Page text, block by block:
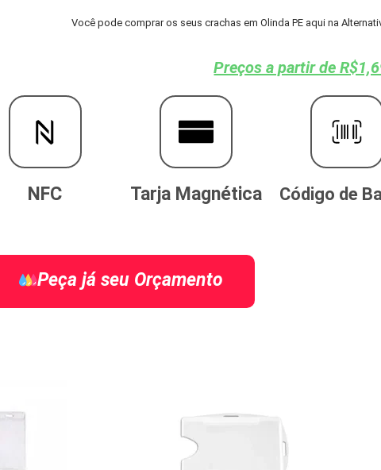
Você pode comprar os seus crachas em Olinda PE aqui na
Preços a partir de
NFC Tarja Magnética Código de
Peça já seu Orçamento